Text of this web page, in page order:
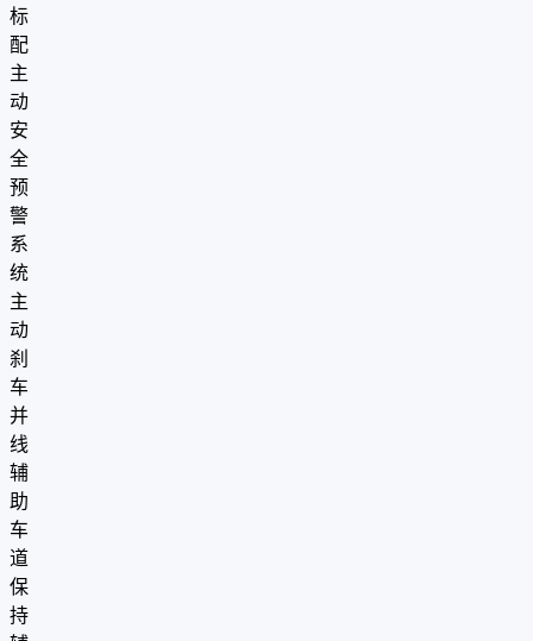
标
配
主
动
安
全
预
警
系
统
主
动
刹
车
并
线
辅
助
车
道
保
持